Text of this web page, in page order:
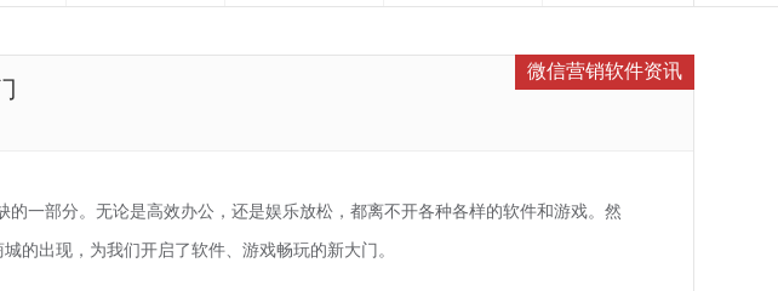
微信营销软件资讯
一部分。无论是高效办公，还是娱乐放松，都离不开各种各样的软件和游戏。然
的出现，为我们开启了软件、游戏畅玩的新大门。